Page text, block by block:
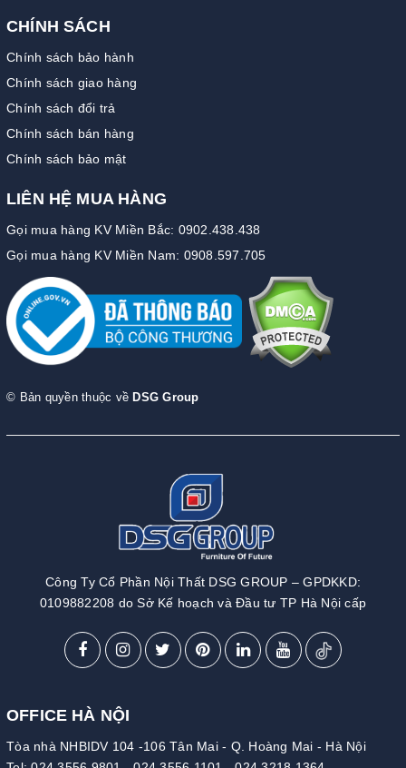
CHÍNH SÁCH
Chính sách bảo hành
Chính sách giao hàng
Chính sách đổi trả
Chính sách bán hàng
Chính sách bảo mật
LIÊN HỆ MUA HÀNG
Gọi mua hàng KV Miền Bắc: 0902.438.438
Gọi mua hàng KV Miền Nam: 0908.597.705
© Bản quyền thuộc về DSG Group
Công Ty Cổ Phần Nội Thất DSG GROUP – GPDKKD:
0109882208 do Sở Kế hoạch và Đầu tư TP Hà Nội cấp
OFFICE HÀ NỘI
Tòa nhà NHBIDV 104 -106 Tân Mai - Q. Hoàng Mai - Hà Nội